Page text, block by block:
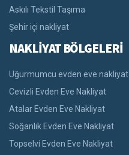
Askılı Tekstil Taşıma
Şehir içi nakliyat
NAKLİYAT BÖLGELERİ
Uğurmumcu evden eve nakliyat
Cevizli Evden Eve Nakliyat
Atalar Evden Eve Nakliyat
Soğanlık Evden Eve Nakliyat
Topselvi Evden Eve Nakliyat